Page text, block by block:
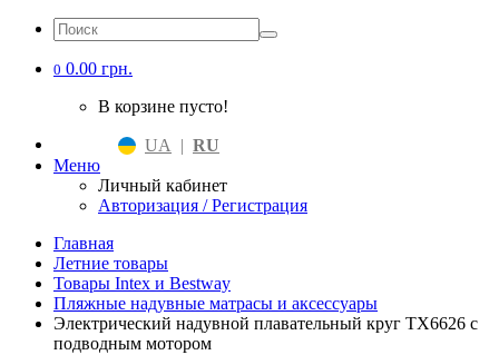
0 0.00 грн.
В корзине пусто!
UA | RU
Меню
Личный кабинет
Авторизация / Регистрация
Главная
Летние товары
Товары Intex и Bestway
Пляжные надувные матрасы и аксессуары
Электрический надувной плавательный круг TX6626 с
подводным мотором